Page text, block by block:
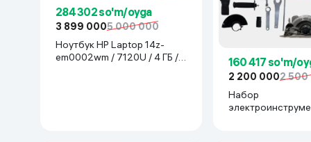
284 302 so'm/oyga
3 899 0005 000 000
Ноутбук HP Laptop 14z-
em0002wm / 7120U / 4 ГБ /
160 417 so'm/
2 200 0002 500
Набор